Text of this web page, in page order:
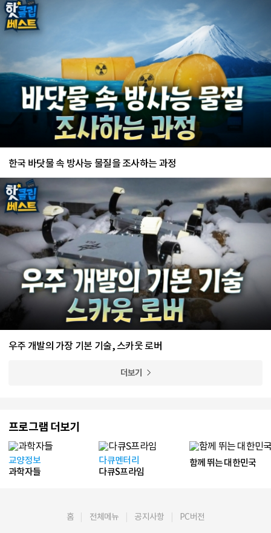
한국 바닷물 속 방사능 물질을 조사하는 과정
우주 개발의 가장 기본 기술, 스카웃 로버
더보기
프로그램 더보기
교양정보
과학자들
다큐멘터리
다큐S프라임
함께 뛰는 대한민국
홈 전체메뉴 공지사항 PC버전